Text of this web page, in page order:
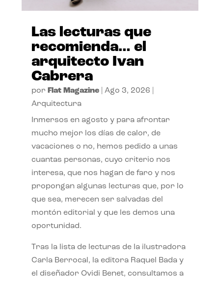
Las lecturas que
recomienda… el
arquitecto Ivan
Cabrera
por Flat Magazine| Ago 3, 2026
Arquitectura
Inmersos en agosto y para afrontar
mucho mejor los días de calor, de
vacaciones o no, hemos pedido a unas
cuantas personas, cuyo criterio nos
interesa, que nos hagan de faro y nos
propongan algunas lecturas que, por lo
que sea, merecen ser salvadas del
montón editorial y que les demos una
oportunidad.
Tras la lista de lecturas de la ilustradora
Carla Berrocal, la editora Raquel Bada y
el diseñador Ovidi Benet, consultamos a